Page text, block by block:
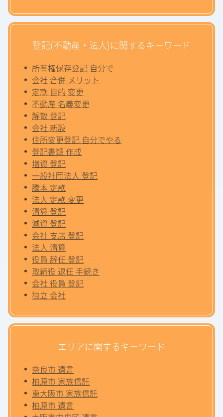
登記(不動産・法人)に関するキーワード
所有権保存登記 自分で
会社 合併 メリット
定款 目的 変更
不動産 名義変更
解散 登記
会社 新設
住所変更登記 自分でやる
登記書類 作成
増資 登記
一般社団法人 登記
謄本 定款
法人 定款 変更
清算 登記
減資 登記
会社 支店 登記
法人 清算
役員 辞任 登記
取締役 退任 手続き
会社 役員 登記
独立 会社
エリアに関するキーワード
奈良市 遺言
柏原市 家族信託
東大阪市 家族信託
柏原市 遺言